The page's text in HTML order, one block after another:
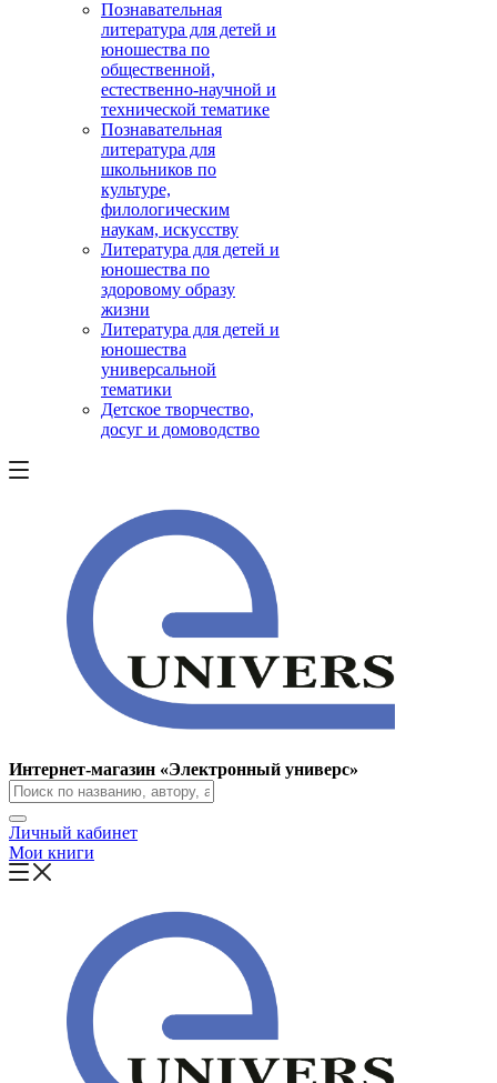
Познавательная
литература для детей и
юношества по
общественной,
естественно-научной и
технической тематике
Познавательная
литература для
школьников по
культуре,
филологическим
наукам, искусству
Литература для детей и
юношества по
здоровому образу
жизни
Литература для детей и
юношества
универсальной
тематики
Детское творчество,
досуг и домоводство
Интернет-магазин «Электронный универс»
Личный кабинет
Мои книги